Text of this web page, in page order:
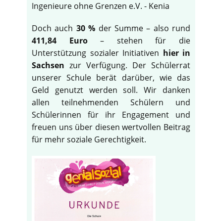
Ingenieure ohne Grenzen e.V. - Kenia
Doch auch 30 % der Summe – also rund
411,84 Euro– stehen für die
Unterstützung sozialer Initiativen hier in
Sachsen zur Verfügung. Der Schülerrat
unserer Schule berät darüber, wie das
Geld genutzt werden soll. Wir danken
allen teilnehmenden Schülern und
Schülerinnen für ihr Engagement und
freuen uns über diesen wertvollen Beitrag
für mehr soziale Gerechtigkeit.